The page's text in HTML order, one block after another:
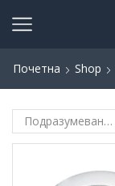
Почетна Shop